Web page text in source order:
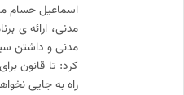
اسماعیل حسام
مدنی، ارائه ی
مدنی و داشتن
کرد: تا قانون
راه به جایی